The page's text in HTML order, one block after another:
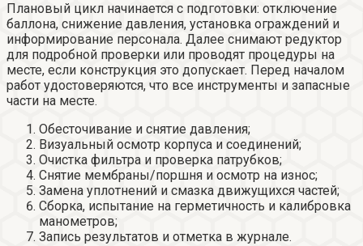
Плановый цикл начинается с подготовки: отключение
баллона, снижение давления, установка ограждений и
информирование персонала. Далее снимают редуктор
для подробной проверки или проводят процедуры на
месте, если конструкция это допускает. Перед началом
работ удостоверяются, что все инструменты и запасные
части на месте.
Обесточивание и снятие давления;
Визуальный осмотр корпуса и соединений;
Очистка фильтра и проверка патрубков;
Снятие мембраны/поршня и осмотр на износ;
Замена уплотнений и смазка движущихся частей;
Сборка, испытание на герметичность и калибровка
манометров;
Запись результатов и отметка в журнале.